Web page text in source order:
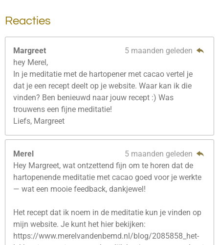
Reacties
Margreet
5 maanden geleden
hey Merel,
In je meditatie met de hartopener met cacao vertel je
dat je een recept deelt op je website. Waar kan ik die
vinden? Ben benieuwd naar jouw recept :) Was
trouwens een fijne meditatie!
Liefs, Margreet
Merel
5 maanden geleden
Hey Margreet, wat ontzettend fijn om te horen dat de
hartopenende meditatie met cacao goed voor je werkte
— wat een mooie feedback, dankjewel!
Het recept dat ik noem in de meditatie kun je vinden op
mijn website. Je kunt het hier bekijken:
https://www.merelvandenbemd.nl/blog/2085858_het-